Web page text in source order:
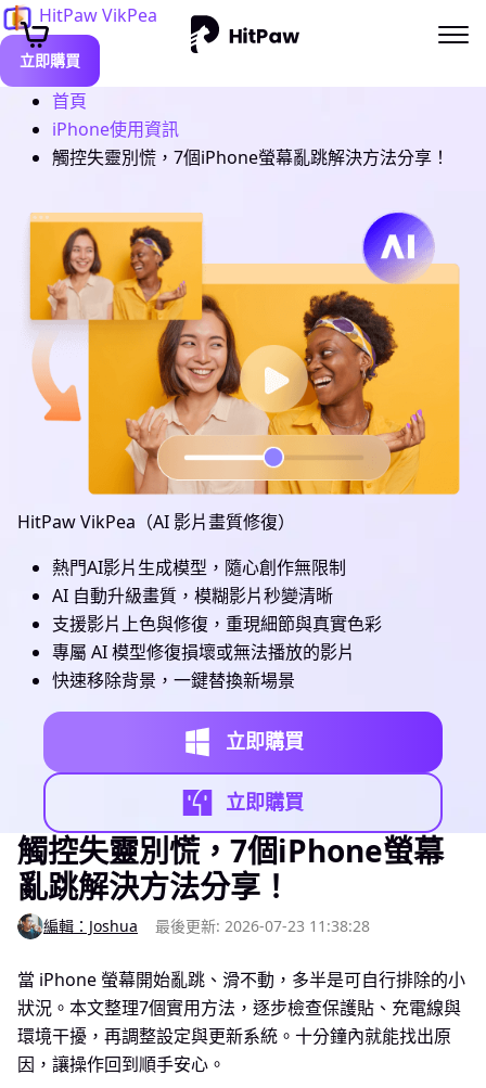
HitPaw VikPea
立即購買
首頁
iPhone使用資訊
觸控失靈別慌，7個iPhone螢幕亂跳解決方法分享！
HitPaw VikPea（AI 影片畫質修復）
熱門AI影片生成模型，隨心創作無限制
AI 自動升級畫質，模糊影片秒變清晰
支援影片上色與修復，重現細節與真實色彩
專屬 AI 模型修復損壞或無法播放的影片
快速移除背景，一鍵替換新場景
立即購買
立即購買
觸控失靈別慌，7個iPhone螢幕
亂跳解決方法分享！
編輯：Joshua 最後更新: 2026-07-23 11:38:28
當 iPhone 螢幕開始亂跳、滑不動，多半是可自行排除的小
狀況。本文整理7個實用方法，逐步檢查保護貼、充電線與
環境干擾，再調整設定與更新系統。十分鐘內就能找出原
因，讓操作回到順手安心。